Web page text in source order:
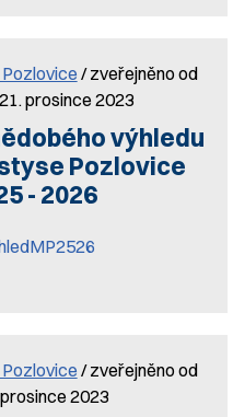
/ zveřejněno od
prosince 2023
výhledu
Pozlovice
- 2026
/ zveřejněno od
2023